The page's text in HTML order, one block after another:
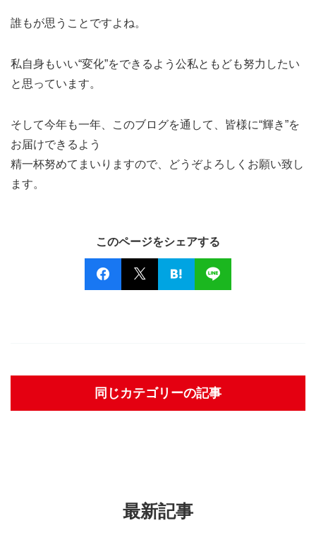
誰もが思うことですよね。
私自身もいい“変化”をできるよう公私ともども努力したい
と思っています。
そして今年も一年、このブログを通して、皆様に“輝き”を
お届けできるよう
精一杯努めてまいりますので、どうぞよろしくお願い致し
ます。
このページをシェアする
同じカテゴリーの記事
最新記事